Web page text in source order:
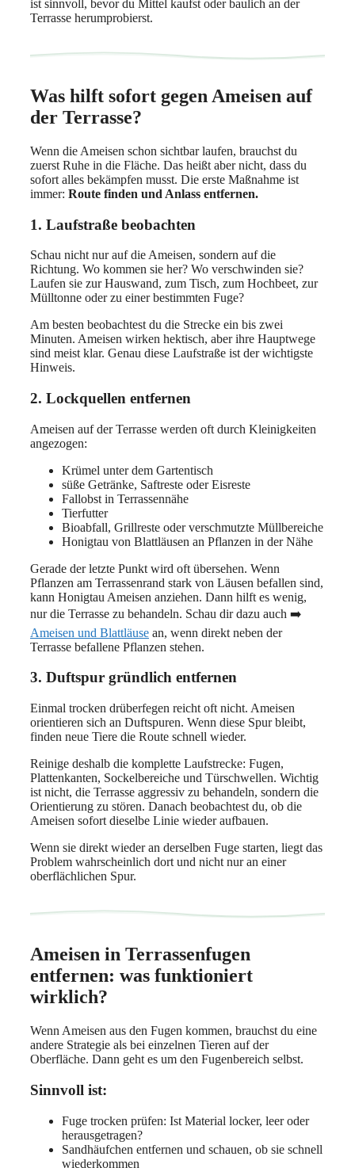
ist sinnvoll, bevor du Mittel kaufst oder baulich an der
Terrasse herumprobierst.
Was hilft sofort gegen Ameisen auf
der Terrasse?
Wenn die Ameisen schon sichtbar laufen, brauchst du
zuerst Ruhe in die Fläche. Das heißt aber nicht, dass du
sofort alles bekämpfen musst. Die erste Maßnahme ist
immer: Route finden und Anlass entfernen.
1. Laufstraße beobachten
Schau nicht nur auf die Ameisen, sondern auf die
Richtung. Wo kommen sie her? Wo verschwinden sie?
Laufen sie zur Hauswand, zum Tisch, zum Hochbeet, zur
Mülltonne oder zu einer bestimmten Fuge?
Am besten beobachtest du die Strecke ein bis zwei
Minuten. Ameisen wirken hektisch, aber ihre Hauptwege
sind meist klar. Genau diese Laufstraße ist der wichtigste
Hinweis.
2. Lockquellen entfernen
Ameisen auf der Terrasse werden oft durch Kleinigkeiten
angezogen:
Krümel unter dem Gartentisch
süße Getränke, Saftreste oder Eisreste
Fallobst in Terrassennähe
Tierfutter
Bioabfall, Grillreste oder verschmutzte Müllbereiche
Honigtau von Blattläusen an Pflanzen in der Nähe
Gerade der letzte Punkt wird oft übersehen. Wenn
Pflanzen am Terrassenrand stark von Läusen befallen sind,
kann Honigtau Ameisen anziehen. Dann hilft es wenig,
nur die Terrasse zu behandeln. Schau dir dazu auch ➡️
Ameisen und Blattläuse an, wenn direkt neben der
Terrasse befallene Pflanzen stehen.
3. Duftspur gründlich entfernen
Einmal trocken drüberfegen reicht oft nicht. Ameisen
orientieren sich an Duftspuren. Wenn diese Spur bleibt,
finden neue Tiere die Route schnell wieder.
Reinige deshalb die komplette Laufstrecke: Fugen,
Plattenkanten, Sockelbereiche und Türschwellen. Wichtig
ist nicht, die Terrasse aggressiv zu behandeln, sondern die
Orientierung zu stören. Danach beobachtest du, ob die
Ameisen sofort dieselbe Linie wieder aufbauen.
Wenn sie direkt wieder an derselben Fuge starten, liegt das
Problem wahrscheinlich dort und nicht nur an einer
oberflächlichen Spur.
Ameisen in Terrassenfugen
entfernen: was funktioniert
wirklich?
Wenn Ameisen aus den Fugen kommen, brauchst du eine
andere Strategie als bei einzelnen Tieren auf der
Oberfläche. Dann geht es um den Fugenbereich selbst.
Sinnvoll ist:
Fuge trocken prüfen: Ist Material locker, leer oder
herausgetragen?
Sandhäufchen entfernen und schauen, ob sie schnell
wiederkommen